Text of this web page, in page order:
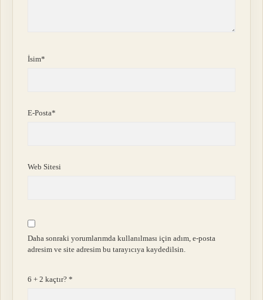
İsim*
E-Posta*
Web Sitesi
Daha sonraki yorumlarımda kullanılması için adım, e-posta
adresim ve site adresim bu tarayıcıya kaydedilsin.
6 + 2 kaçtır?*